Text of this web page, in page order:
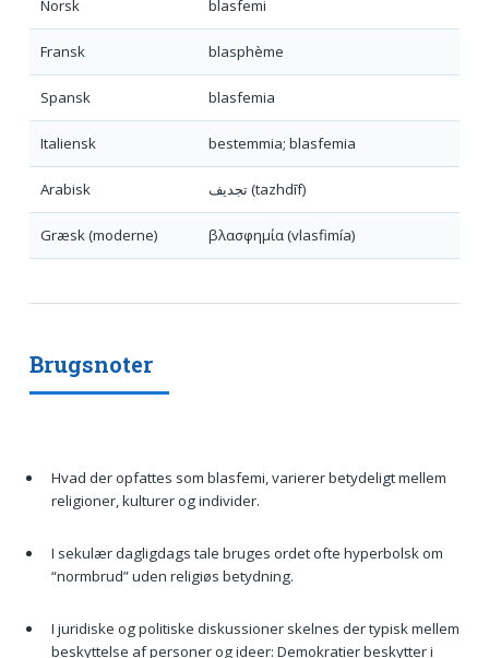
Norsk blasfemi
Fransk blasphème
Spansk blasfemia
Italiensk bestemmia; blasfemia
Arabisk تجديف (tazhdīf)
Græsk (moderne) βλασφημία (vlasfimía)
Brugsnoter
Hvad der opfattes som blasfemi, varierer betydeligt mellem
religioner, kulturer og individer.
I sekulær dagligdags tale bruges ordet ofte hyperbolsk om
“normbrud” uden religiøs betydning.
I juridiske og politiske diskussioner skelnes der typisk mellem
beskyttelse af personer og ideer: Demokratier beskytter i